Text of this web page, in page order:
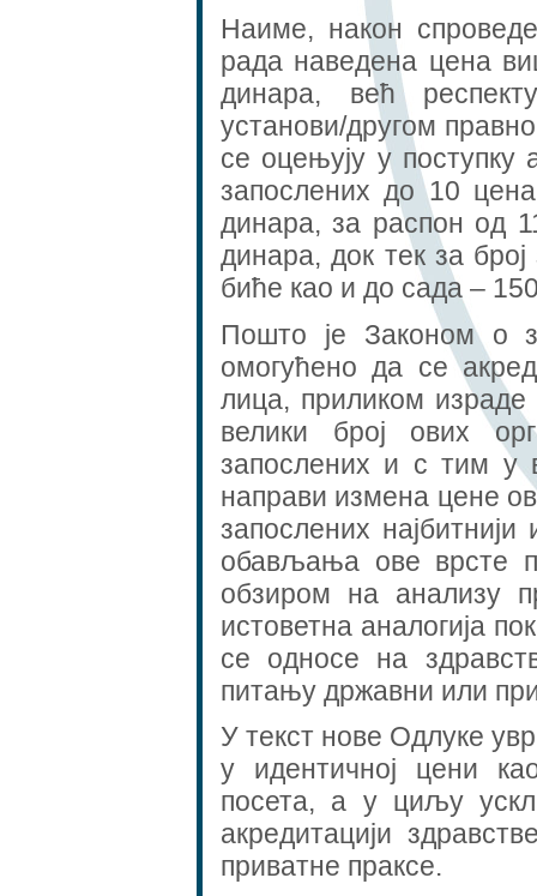
Наиме, након
рада наведена цена
динара, већ
установи/другом
се оцењују у поступку
запослених до 10
динара, за распон од
динара, док тек за
биће као и до сада –
Пошто је Законом о
омогућено да се
лица, приликом
велики број ових
запослених и с тим у
направи измена цене
запослених
обављања ове врсте
обзиром на анализу
истоветна аналогија
се односе на
питању државни или
У текст нове Одлуке
у идентичној цени
посета, а у циљу
акредитацији
приватне праксе.